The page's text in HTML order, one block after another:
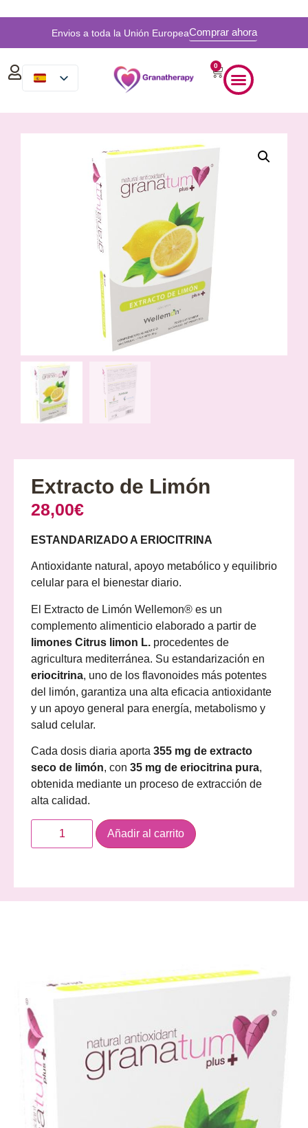
Envios a toda la Unión EuropeaComprar ahora
0
Extracto de Limón
28,00€
ESTANDARIZADO A ERIOCITRINA
Antioxidante natural, apoyo metabólico y equilibrio
celular para el bienestar diario.
El Extracto de Limón Wellemon® es un
complemento alimenticio elaborado a partir de
limones Citrus limon L. procedentes de
agricultura mediterránea. Su estandarización en
eriocitrina, uno de los flavonoides más potentes
del limón, garantiza una alta eficacia antioxidante
y un apoyo general para energía, metabolismo y
salud celular.
Cada dosis diaria aporta 355 mg de extracto
seco de limón, con 35 mg de eriocitrina pura,
obtenida mediante un proceso de extracción de
alta calidad.
Añadir al carrito